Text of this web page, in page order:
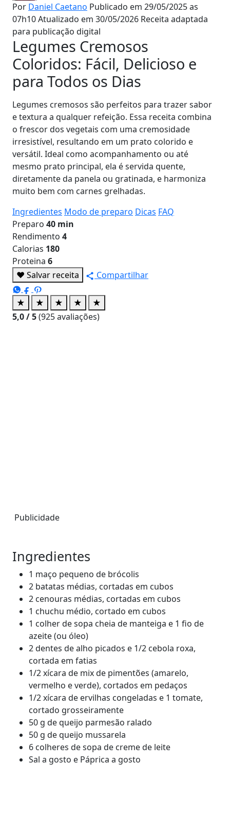
Por Daniel Caetano Publicado em 29/05/2025 as
07h10Atualizado em 30/05/2026 Receita adaptada
para publicação digital
Legumes Cremosos
Coloridos: Fácil, Delicioso e
para Todos os Dias
Legumes cremosos são perfeitos para trazer sabor
e textura a qualquer refeição. Essa receita combina
o frescor dos vegetais com uma cremosidade
irresistível, resultando em um prato colorido e
versátil. Ideal como acompanhamento ou até
mesmo prato principal, ela é servida quente,
diretamente da panela ou gratinada, e harmoniza
muito bem com carnes grelhadas.
Ingredientes Modo de preparo Dicas FAQ
Preparo 40 min
Rendimento 4
Calorias 180
Proteina 6
♥ Salvar receita Compartilhar
★ ★ ★ ★
★
5,0/ 5(925avaliações)
Publicidade
Ingredientes
1 maço pequeno de brócolis
2 batatas médias, cortadas em cubos
2 cenouras médias, cortadas em cubos
1 chuchu médio, cortado em cubos
1 colher de sopa cheia de manteiga e 1 fio de
azeite (ou óleo)
2 dentes de alho picados e 1/2 cebola roxa,
cortada em fatias
1/2 xícara de mix de pimentões (amarelo,
vermelho e verde), cortados em pedaços
1/2 xícara de ervilhas congeladas e 1 tomate,
cortado grosseiramente
50 g de queijo parmesão ralado
50 g de queijo mussarela
6 colheres de sopa de creme de leite
Sal a gosto e Páprica a gosto